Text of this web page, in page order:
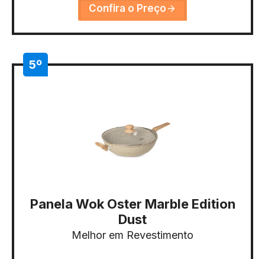
Confira o Preço
5º
Panela Wok Oster Marble Edition
Dust
Melhor em Revestimento